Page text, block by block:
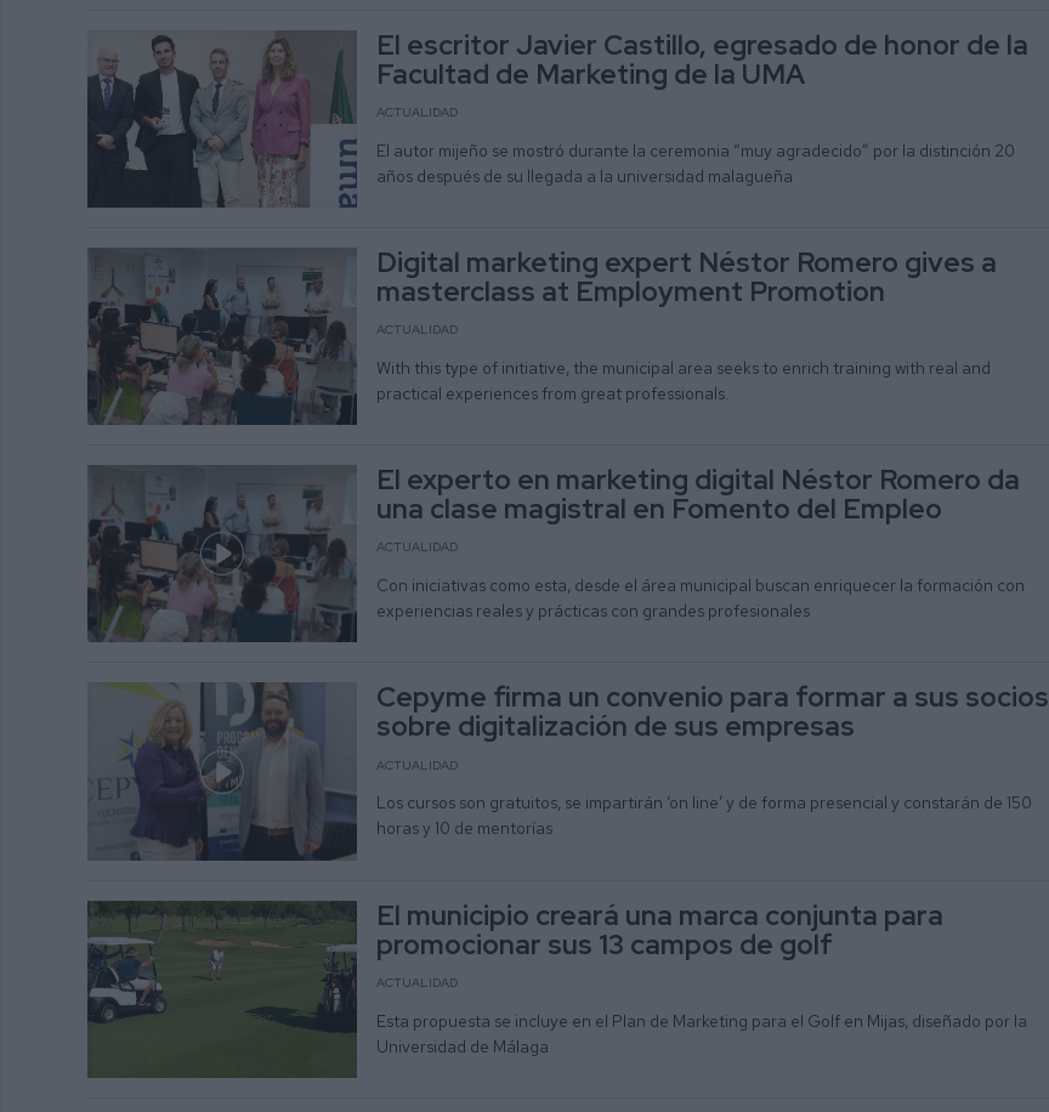
El escritor Javier Castillo, egresado de honor de la
Facultad de Marketing de la UMA
ACTUALIDAD
El autor mijeño se mostró durante la ceremonia “muy agradecido” por la distinción 20
años después de su llegada a la universidad malagueña
Digital marketing expert Néstor Romero gives a
masterclass at Employment Promotion
ACTUALIDAD
With this type of initiative, the municipal area seeks to enrich training with real and
practical experiences from great professionals.
El experto en marketing digital Néstor Romero da
una clase magistral en Fomento del Empleo
ACTUALIDAD
Con iniciativas como esta, desde el área municipal buscan enriquecer la formación con
experiencias reales y prácticas con grandes profesionales
Cepyme firma un convenio para formar a sus socios
sobre digitalización de sus empresas
ACTUALIDAD
Los cursos son gratuitos, se impartirán ‘on line’ y de forma presencial y constarán de 150
horas y 10 de mentorías
El municipio creará una marca conjunta para
promocionar sus 13 campos de golf
ACTUALIDAD
Esta propuesta se incluye en el Plan de Marketing para el Golf en Mijas, diseñado por la
Universidad de Málaga